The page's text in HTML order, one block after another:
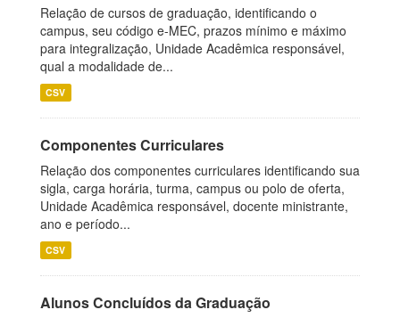
Relação de cursos de graduação, identificando o
campus, seu código e-MEC, prazos mínimo e máximo
para integralização, Unidade Acadêmica responsável,
qual a modalidade de...
CSV
Componentes Curriculares
Relação dos componentes curriculares identificando sua
sigla, carga horária, turma, campus ou polo de oferta,
Unidade Acadêmica responsável, docente ministrante,
ano e período...
CSV
Alunos Concluídos da Graduação